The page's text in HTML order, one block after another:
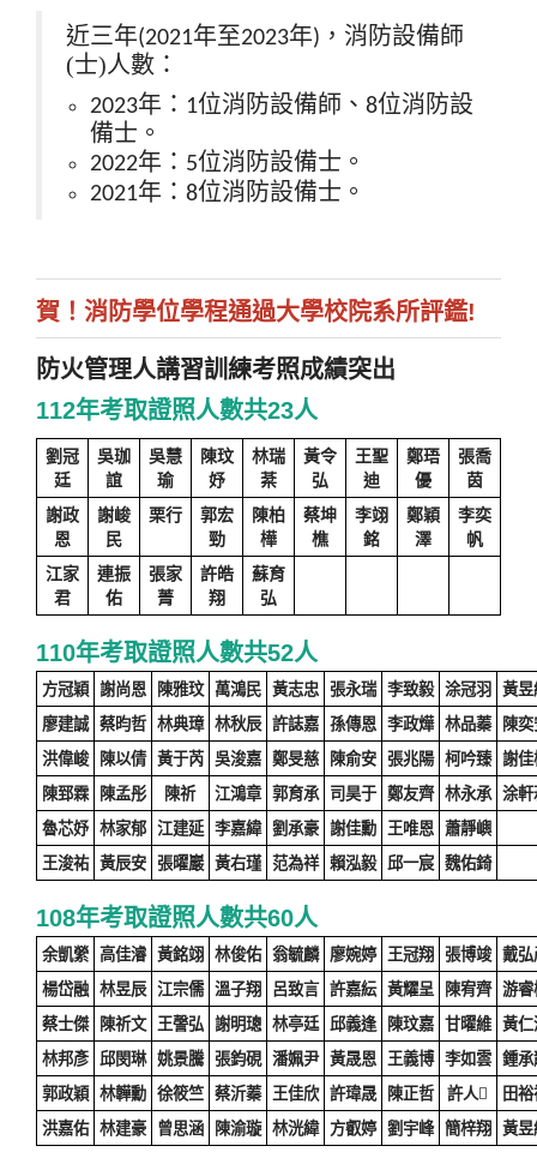
近三年(2021年至2023年) ，消防設備師
(士)人數：
2023年： 1位消防設備師 、 8位消防設
備士 。
2022年： 5位消防設備士。
2021年： 8位消防設備士 。
賀！消防學位學程通過大學校院系所評鑑!
防火管理人講習訓練考照成績突出
112年考取證照人數共23人
劉冠
廷
吳珈
誼
吳慧
瑜
陳玟
妤
林瑞
棻
黃令
弘
王聖
迪
鄭珸
優
張喬
茵
謝政
恩
謝峻
民
栗行
郭宏
勁
陳柏
樺
蔡坤
樵
李翊
銘
鄭穎
澤
李奕
帆
江家
君
連振
佑
張家
菁
許皓
翔
蘇育
弘
110年考取證照人數共52人
方冠穎 謝尚恩 陳雅玟 萬鴻民 黃志忠 張永瑞 李致毅 涂冠羽
黃昱
廖建誠
蔡昀哲 林典璋 林秋辰 許誌嘉 孫傳恩 李政燁 林品蓁
陳奕
洪偉峻
陳以倩 黃于芮 吳浚嘉 鄭旻慈 陳俞安 張兆陽 柯吟臻
謝佳
陳郅霖
陳孟彤 陳祈 江鴻章 郭育承 司昊于 鄭友齊 林永承
涂軒
魯芯妤
林家郁 江建延 李嘉緯 劉承豪 謝佳勳 王唯恩
蕭靜嶼
王浚祐
黃辰安 張曜巖 黃右瑾 范為祥 賴泓毅 邱一宸 魏佑錡
108年考取證照人數共60人
余凱縈 高佳濬 黃銘翊 林俊佑 翁毓麟 廖婉婷 王冠翔 張博竣
戴弘
楊岱融
林昱辰 江宗儒 溫子翔 呂致言 許嘉紜 黃耀呈 陳宥齊
游睿
蔡士傑
陳祈文 王謦弘 謝明璁 林亭廷 邱義逢 陳玟嘉 甘曜維
黃仁
林邦彥
邱閔琳 姚景騰 張鈞硯 潘姵尹 黃晟恩 王義博 李如雲
鍾承
郭政穎
林韡勳 徐筱竺 蔡沂蓁 王佳欣 許瑋晟 陳正哲 許人𡗓
田裕
洪嘉佑
林建豪 曾思涵 陳渝璇 林洸緯 方叡婷 劉宇峰 簡梓翔 黃昱